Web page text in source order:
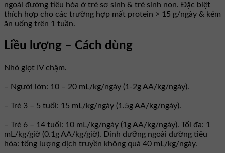
ngoài đường tiêu hóa ở trẻ sơ sinh & trẻ sinh non. Ðặc biệt
thích hợp cho các trường hợp mất protein > 15 g/ngày & kém
ăn uống trên 1 tuần.
Liều lượng – Cách dùng
Nhỏ giọt IV chậm.
– Người lớn: 10 – 20 mL/kg/ngày (1-2g AA/kg/ngày).
– Trẻ 3 – 5 tuổi: 15 mL/kg/ngày (1.5g AA/kg/ngày).
– Trẻ 6 – 14 tuổi: 10 mL/kg/ngày (1g AA/kg/ngày). Tối đa: 1
mL/kg/giờ (0.1g AA/kg/giờ). Dinh dưỡng ngoài đường tiêu
hóa: tổng lượng dịch truyền không quá 40 mL/kg/ngày.